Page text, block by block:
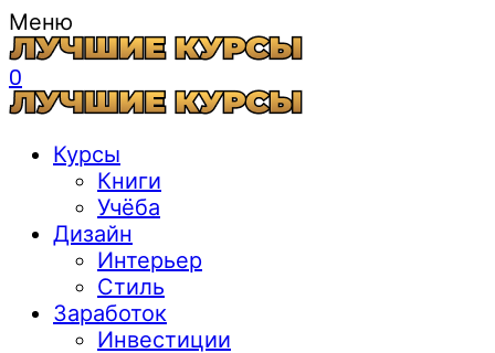
Меню
0
Курсы
Книги
Учёба
Дизайн
Интерьер
Стиль
Заработок
Инвестиции